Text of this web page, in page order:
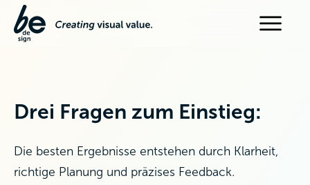
Drei Fragen zum Einstieg:
Die besten Ergebnisse entstehen durch Klarheit,
richtige Planung und präzises Feedback.